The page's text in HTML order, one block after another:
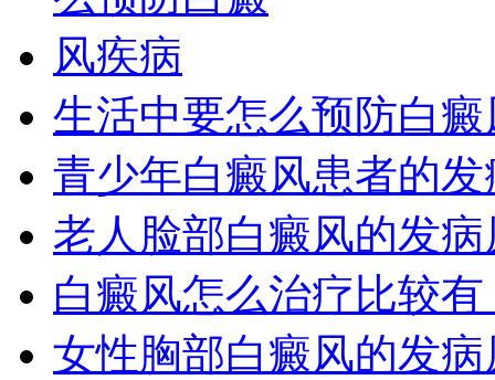
生活中要怎么预防白
青少年白癜风患者的
老人脸部白癜风的发
白癜风怎么治疗比较有
女性胸部白癜风的发